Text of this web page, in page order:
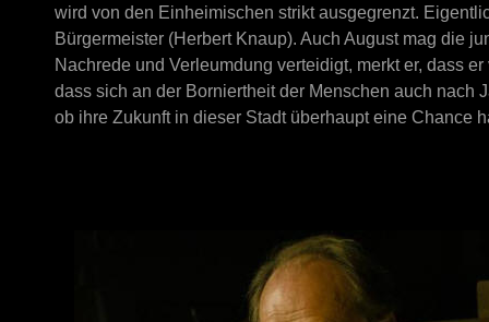
wird von den Einheimischen strikt ausgegrenzt.
Bürgermeister (Herbert Knaup). Auch August mag die
Nachrede und Verleumdung verteidigt, merkt er, dass
dass sich an der Borniertheit der Menschen auch nach
ob ihre Zukunft in dieser Stadt überhaupt eine Chance